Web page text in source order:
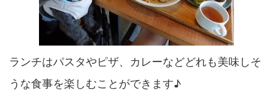
ランチはパスタやピザ、 カレーなどどれも美味しそ
うな食事を楽しむことができます♪